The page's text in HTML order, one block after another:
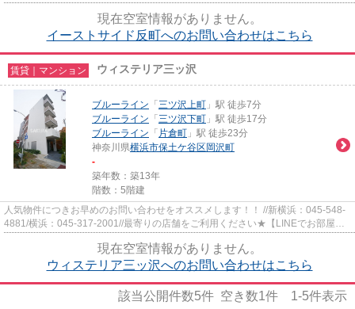
現在空室情報がありません。
イーストサイド反町へのお問い合わせはこちら
賃貸｜マンション ウィステリア三ッ沢
ブルーライン 「 三ツ沢上町 」駅 徒歩7分
ブルーライン 「 三ツ沢下町 」駅 徒歩17分
ブルーライン 「 片倉町 」駅 徒歩23分
神奈川県横浜市保土ケ谷区 岡沢町
-
築年数：築13年
階数：5階建
人気物件につきお早めのお問い合わせをオススメします！！ //新横浜：045-548-
4881/横浜：045-317-2001//最寄りの店舗をご利用ください★【LINEでお部屋探
現在空室情報がありません。
ウィステリア三ッ沢へのお問い合わせはこちら
該当公開件数5件 空き数1件 1-5件表示